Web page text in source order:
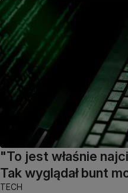
"To jest właśnie
Tak wyglądał bunt
TECH